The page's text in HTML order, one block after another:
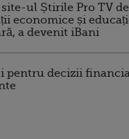
ul Știrile Pro TV de
economice și
a devenit iBani
pentru decizii